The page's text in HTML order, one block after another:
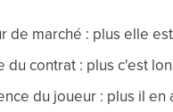
de marché : plus elle
du contrat : plus c'est
du joueur : plus il